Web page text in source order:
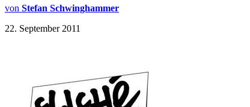
von Stefan Schwinghammer
22. September 2011